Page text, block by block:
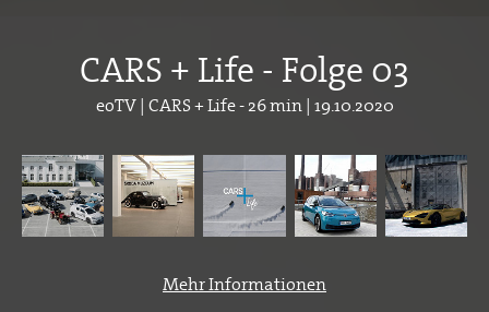
CARS + Life - Folge 03
eoTV | CARS + Life - 26 min | 19.10.2020
Mehr Informationen